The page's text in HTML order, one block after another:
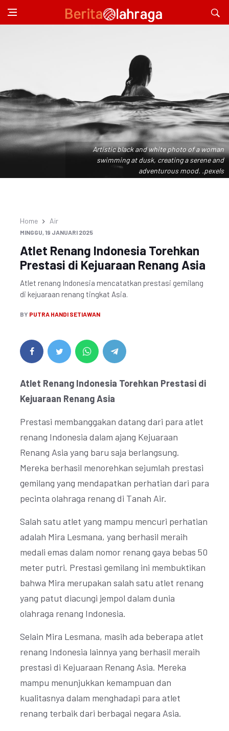
Artistic black and white photo of a woman
swimming at dusk, creating a serene and
adventurous mood. .pexels
Home Air
MINGGU, 19 JANUARI 2025
Atlet Renang Indonesia Torehkan
Prestasi di Kejuaraan Renang Asia
Atlet renang Indonesia mencatatkan prestasi gemilang
di kejuaraan renang tingkat Asia.
BY PUTRA HANDI SETIAWAN
Atlet Renang Indonesia Torehkan Prestasi di
Kejuaraan Renang Asia
Prestasi membanggakan datang dari para atlet
renang Indonesia dalam ajang Kejuaraan
Renang Asia yang baru saja berlangsung.
Mereka berhasil menorehkan sejumlah prestasi
gemilang yang mendapatkan perhatian dari para
pecinta olahraga renang di Tanah Air.
Salah satu atlet yang mampu mencuri perhatian
adalah Mira Lesmana, yang berhasil meraih
medali emas dalam nomor renang gaya bebas 50
meter putri. Prestasi gemilang ini membuktikan
bahwa Mira merupakan salah satu atlet renang
yang patut diacungi jempol dalam dunia
olahraga renang Indonesia.
Selain Mira Lesmana, masih ada beberapa atlet
renang Indonesia lainnya yang berhasil meraih
prestasi di Kejuaraan Renang Asia. Mereka
mampu menunjukkan kemampuan dan
kualitasnya dalam menghadapi para atlet
renang terbaik dari berbagai negara Asia.